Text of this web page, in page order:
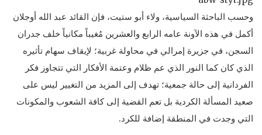
وحسب الباحثة السياسية، ولاء أبو ستيت، فإن القائد عبد الله أوجلان
أكمل في هذه الآونة عامه الرابع والعشرين مُغيباً مكانياً خلف جدران
السجن، في جزيرة إمرالي في محاولة غربية؛ لإيقاف سهام تأثيره
الذي كان كما النور الذي عم ظلام وعتمة الأفكار التي تتجاوز فكر
الفردانية إلى حالة جمعية؛ تهدف إلى المزيد من التغيير ليس على
صعيد المسألة الكردية بل تعم القضية إلى كافة الشعوب والمكونات
التي وجدت في المنطقة إضافة للكرد.